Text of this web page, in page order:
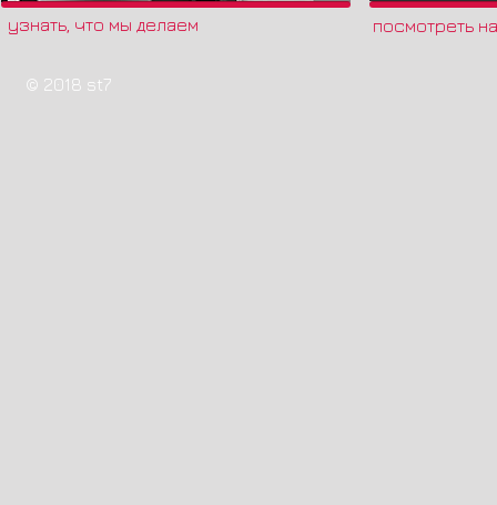
узнать, что мы делаем посмотреть
© 2018 st7